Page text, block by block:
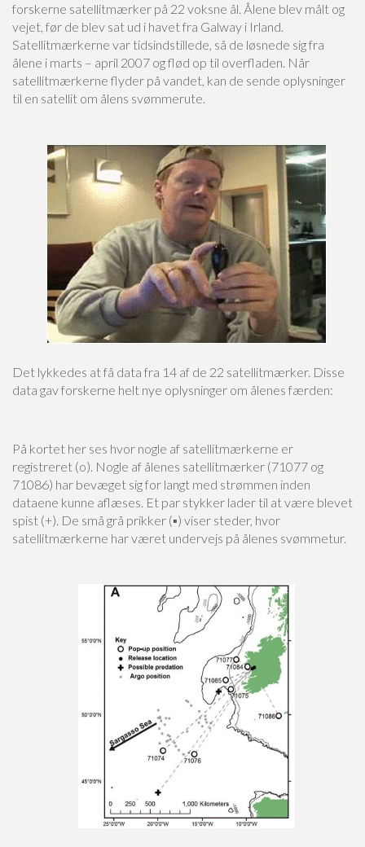
forskerne satellitmærker på 22 voksne ål. Ålene blev målt og
vejet, før de blev sat ud i havet fra Galway i Irland.
Satellitmærkerne var tidsindstillede, så de løsnede sig fra
ålene i marts – april 2007 og flød op til overfladen. Når
satellitmærkerne flyder på vandet, kan de sende oplysninger
til en satellit om ålens svømmerute.
Det lykkedes at få data fra 14 af de 22 satellitmærker. Disse
data gav forskerne helt nye oplysninger om ålenes færden:
På kortet her ses hvor nogle af satellitmærkerne er
registreret (o). Nogle af ålenes satellitmærker (71077 og
71086) har bevæget sig for langt med strømmen inden
dataene kunne aflæses. Et par stykker lader til at være blevet
spist (+). De små grå prikker (▪) viser steder, hvor
satellitmærkerne har været undervejs på ålenes svømmetur.